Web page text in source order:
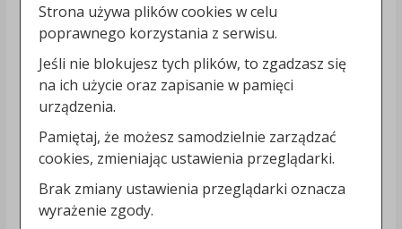
Strona używa plików cookies w celu
poprawnego korzystania z serwisu.
Jeśli nie blokujesz tych plików, to zgadzasz się
na ich użycie oraz zapisanie w pamięci
urządzenia.
Pamiętaj, że możesz samodzielnie zarządzać
cookies, zmieniając ustawienia przeglądarki.
Brak zmiany ustawienia przeglądarki oznacza
wyrażenie zgody.